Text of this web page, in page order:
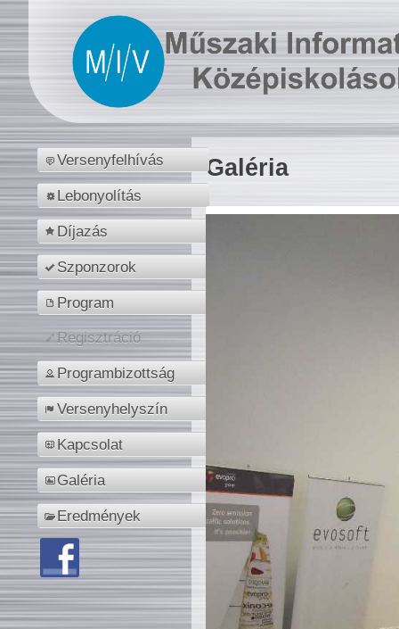
Versenyfelhívás
Lebonyolítás
Díjazás
Szponzorok
Program
Regisztráció
Programbizottság
Versenyhelyszín
Kapcsolat
Galéria
Eredmények
Galéria